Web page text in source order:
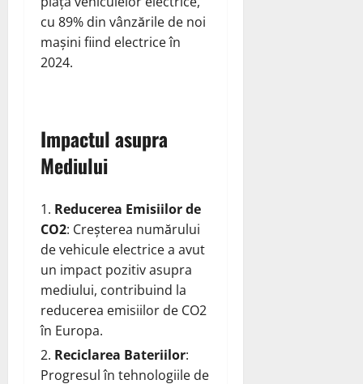
cu 89% din vânzările de noi
mașini fiind electrice în
2024.
Impactul asupra
Mediului
Reducerea Emisiilor de
CO2: Creșterea numărului
de vehicule electrice a avut
un impact pozitiv asupra
mediului, contribuind la
reducerea emisiilor de CO2
în Europa.
Reciclarea Bateriilor:
Progresul în tehnologiile de